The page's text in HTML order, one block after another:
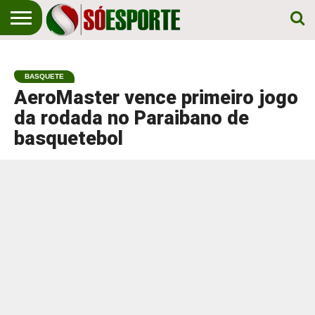
EM
PRIMEIRO
ESPORTE
BASQUETE
AeroMaster vence primeiro jogo
da rodada no Paraibano de
basquetebol